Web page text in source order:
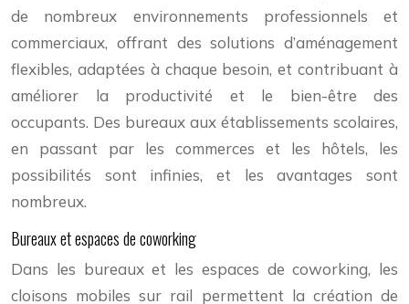
de nombreux environnements professionnels et
commerciaux, offrant des solutions d’aménagement
flexibles, adaptées à chaque besoin, et contribuant à
améliorer la productivité et le bien-être des
occupants. Des bureaux aux établissements scolaires,
en passant par les commerces et les hôtels, les
possibilités sont infinies, et les avantages sont
nombreux.
Bureaux et espaces de coworking
Dans les bureaux et les espaces de coworking, les
cloisons mobiles sur rail permettent la création de